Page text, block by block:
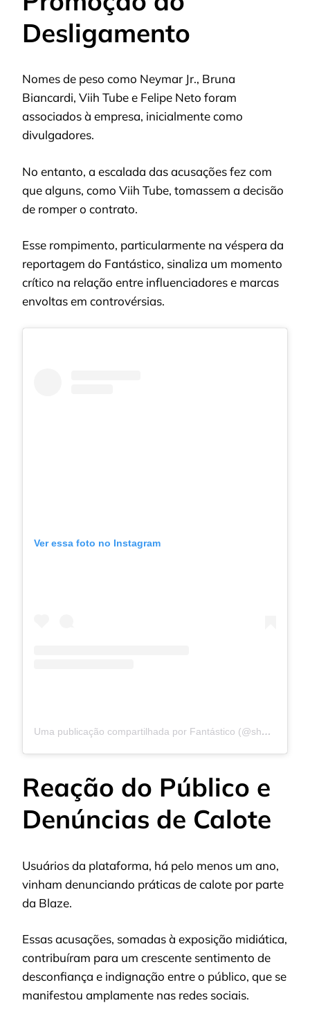
Desligamento
Nomes de peso como Neymar Jr., Bruna
Biancardi, Viih Tube e Felipe Neto foram
associados à empresa, inicialmente como
divulgadores.
No entanto, a escalada das acusações fez com
que alguns, como Viih Tube, tomassem a decisão
de romper o contrato.
Esse rompimento, particularmente na véspera da
reportagem do Fantástico, sinaliza um momento
crítico na relação entre influenciadores e marcas
envoltas em controvérsias.
Ver essa foto no Instagram
Uma publicação compartilhada por Fantástico (@showdavida)
Reação do Público e
Denúncias de Calote
Usuários da plataforma, há pelo menos um ano,
vinham denunciando práticas de calote por parte
da Blaze.
Essas acusações, somadas à exposição midiática,
contribuíram para um crescente sentimento de
desconfiança e indignação entre o público, que se
manifestou amplamente nas redes sociais.